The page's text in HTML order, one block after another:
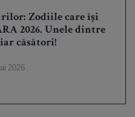
Zodiile care își
2026. Unele dintre
căsători!
2026